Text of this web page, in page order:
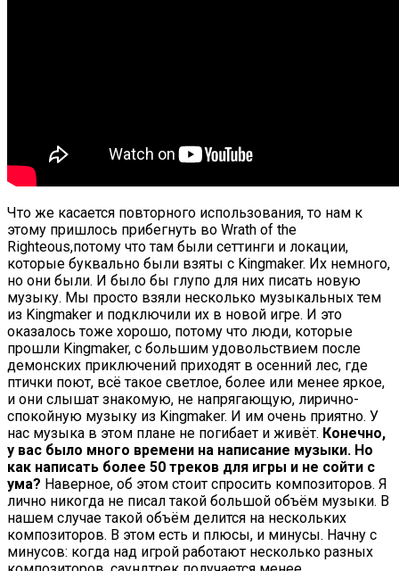
Что же касается повторного использования, то нам к
этому пришлось прибегнуть во Wrath of the
Righteous,потому что там были сеттинги и локации,
которые буквально были взяты с Kingmaker. Их немного,
но они были. И было бы глупо для них писать новую
музыку. Мы просто взяли несколько музыкальных тем
из Kingmaker и подключили их в новой игре. И это
оказалось тоже хорошо, потому что люди, которые
прошли Kingmaker, с большим удовольствием после
демонских приключений приходят в осенний лес, где
птички поют, всё такое светлое, более или менее яркое,
и они слышат знакомую, не напрягающую, лирично-
спокойную музыку из Kingmaker. И им очень приятно. У
нас музыка в этом плане не погибает и живёт. Конечно,
у вас было много времени на написание музыки. Но
как написать более 50 треков для игры и не сойти с
ума? Наверное, об этом стоит спросить композиторов. Я
лично никогда не писал такой большой объём музыки. В
нашем случае такой объём делится на нескольких
композиторов. В этом есть и плюсы, и минусы. Начну с
минусов: когда над игрой работают несколько разных